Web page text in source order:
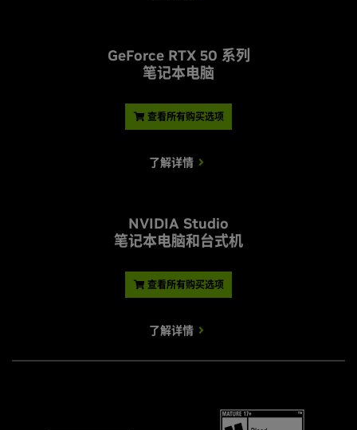
GeForce RTX 50 系列
笔记本电脑
查看所有购买选项
了解详情
NVIDIA Studio
笔记本电脑和台式机
查看所有购买选项
了解详情